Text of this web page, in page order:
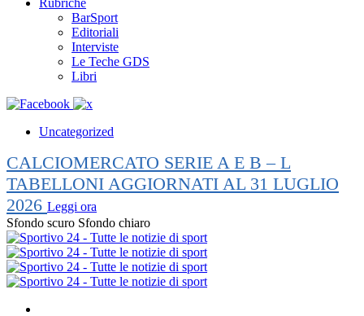
Rubriche
BarSport
Editoriali
Interviste
Le Teche GDS
Libri
Uncategorized
CALCIOMERCATO SERIE A E B – L
TABELLONI AGGIORNATI AL 31 LUGLIO
2026 Leggi ora
Sfondo scuro Sfondo chiaro